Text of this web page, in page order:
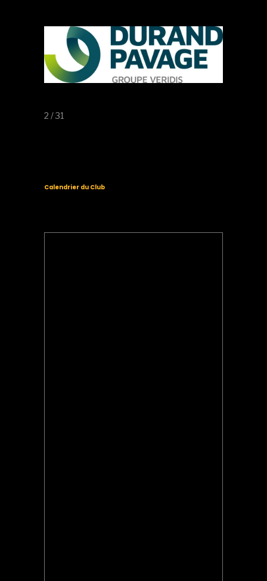
2 / 31
Calendrier du Club